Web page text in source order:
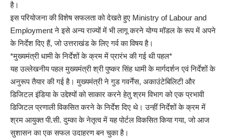
है।
इस परियोजना की विशेष सफलता को देखते हुए Ministry of Labour and
Employment ने इसे अन्य राज्यों में भी लागू करने योग्य मॉडल के रूप में अपने
के निर्देश दिए हैं, जो उत्तराखंड के लिए गर्व का विषय है।
*मुख्यमंत्री धामी के निर्देशों के क्रम में प्रारंभ की गई थी पहल*
यह उल्लेखनीय पहल मुख्यमंत्री श्री पुष्कर सिंह धामी के मार्गदर्शन एवं निर्देशों के
अनुरूप तैयार की गई है। मुख्यमंत्री ने गुड गवर्नेंस, अकाउंटेबिलिटी और
डिजिटल इंडिया के उद्देश्यों को साकार करने हेतु श्रम विभाग को एक प्रभावी
डिजिटल प्रणाली विकसित करने के निर्देश दिए थे। उन्हीं निर्देशों के क्रम में
श्रम आयुक्त पी.सी. दुम्का के नेतृत्व में यह पोर्टल विकसित किया गया, जो आज
सुशासन का एक सफल उदाहरण बन चुका है।